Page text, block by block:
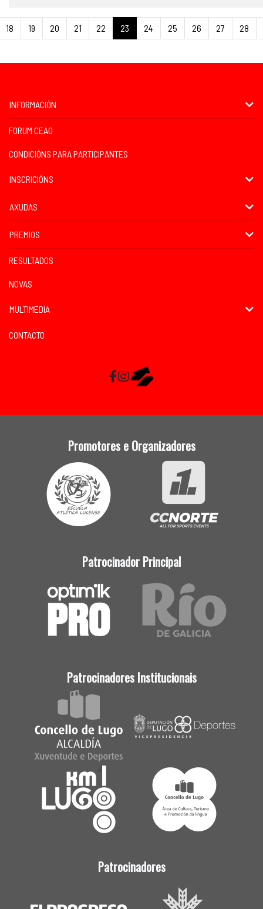
18 19 20 21 22 23 24 25 26 27 28
INFORMACIÓN
FORUM CEAO
CONDICIÓNS PARA PARTICIPANTES
INSCRICIÓNS
AXUDAS
PREMIOS
RESULTADOS
NOVAS
MULTIMEDIA
CONTACTO
Facebook
InstagramRaceMapp
Promotores e Organizadores
Patrocinador Principal
Patrocinadores Institucionais
Patrocinadores